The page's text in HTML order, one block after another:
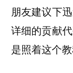
朋友建议下
详细的贡献
是照着这个